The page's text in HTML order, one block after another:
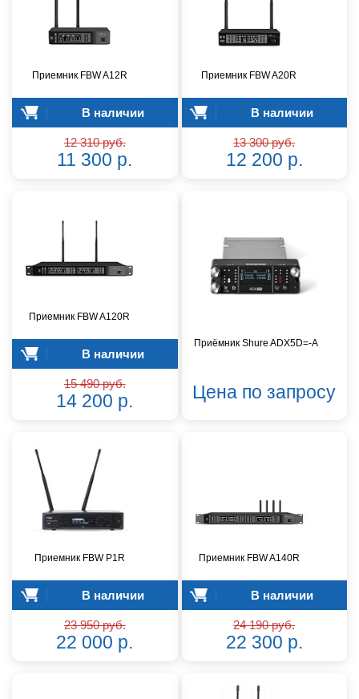
Приемник FBW A12R
В наличии
12 310 руб.
11 300 р.
Приемник FBW A20R
В наличии
13 300 руб.
12 200 р.
Приемник FBW A120R
В наличии
15 490 руб.
14 200 р.
Приёмник Shure ADX5D=-A
Цена по запросу
Приемник FBW P1R
В наличии
23 950 руб.
22 000 р.
Приемник FBW A140R
В наличии
24 190 руб.
22 300 р.